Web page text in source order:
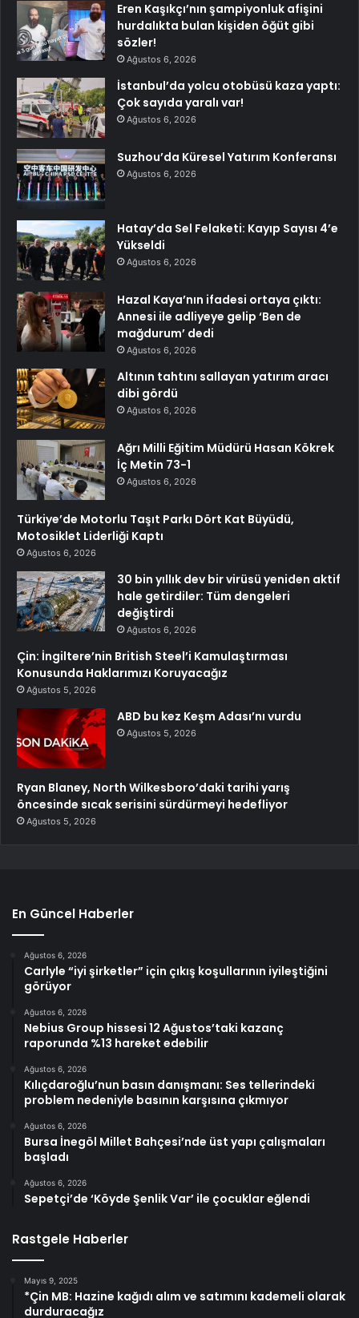
Eren Kaşıkçı’nın şampiyonluk afişini
hurdalıkta bulan kişiden öğüt gibi
sözler!
Ağustos 6, 2026
İstanbul’da yolcu otobüsü kaza yaptı:
Çok sayıda yaralı var!
Ağustos 6, 2026
Suzhou’da Küresel Yatırım Konferansı
Ağustos 6, 2026
Hatay’da Sel Felaketi: Kayıp Sayısı 4’e
Yükseldi
Ağustos 6, 2026
Hazal Kaya’nın ifadesi ortaya çıktı:
Annesi ile adliyeye gelip ‘Ben de
mağdurum’ dedi
Ağustos 6, 2026
Altının tahtını sallayan yatırım aracı
dibi gördü
Ağustos 6, 2026
Ağrı Milli Eğitim Müdürü Hasan Kökrek
İç Metin 73-1
Ağustos 6, 2026
Türkiye’de Motorlu Taşıt Parkı Dört Kat Büyüdü,
Motosiklet Liderliği Kaptı
Ağustos 6, 2026
30 bin yıllık dev bir virüsü yeniden aktif
hale getirdiler: Tüm dengeleri
değiştirdi
Ağustos 6, 2026
Çin: İngiltere’nin British Steel’i Kamulaştırması
Konusunda Haklarımızı Koruyacağız
Ağustos 5, 2026
ABD bu kez Keşm Adası’nı vurdu
Ağustos 5, 2026
Ryan Blaney, North Wilkesboro’daki tarihi yarış
öncesinde sıcak serisini sürdürmeyi hedefliyor
Ağustos 5, 2026
En Güncel Haberler
Ağustos 6, 2026
Carlyle “iyi şirketler” için çıkış koşullarının iyileştiğini
görüyor
Ağustos 6, 2026
Nebius Group hissesi 12 Ağustos’taki kazanç
raporunda %13 hareket edebilir
Ağustos 6, 2026
Kılıçdaroğlu’nun basın danışmanı: Ses tellerindeki
problem nedeniyle basının karşısına çıkmıyor
Ağustos 6, 2026
Bursa İnegöl Millet Bahçesi’nde üst yapı çalışmaları
başladı
Ağustos 6, 2026
Sepetçi’de ‘Köyde Şenlik Var’ ile çocuklar eğlendi
Rastgele Haberler
Mayıs 9, 2025
*Çin MB: Hazine kağıdı alım ve satımını kademeli olarak
durduracağız